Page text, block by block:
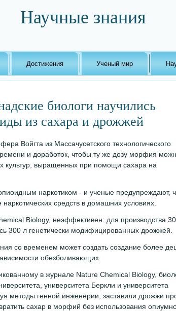
Научные знания
Достижения Ученый мир
биологи научились
из сахара и дрожжей
Войгта из Массачусетского технологического
и доработок, чтобы ту же дозу морфия
культур, выращенных при помощи сахара на
наркотиком - и ученые предупреждают,
наркотических средств в домашних условиях.
Biology, неэффективен: для производства
300 л генетически модифицированных дрожжей.
со временем может создать создание более
обезболивающих.
в журнале Nature Chemical Biology,
университета Беркли и университета
методы генной инженерии, заставили дрожжи
сахар в морфий без использования